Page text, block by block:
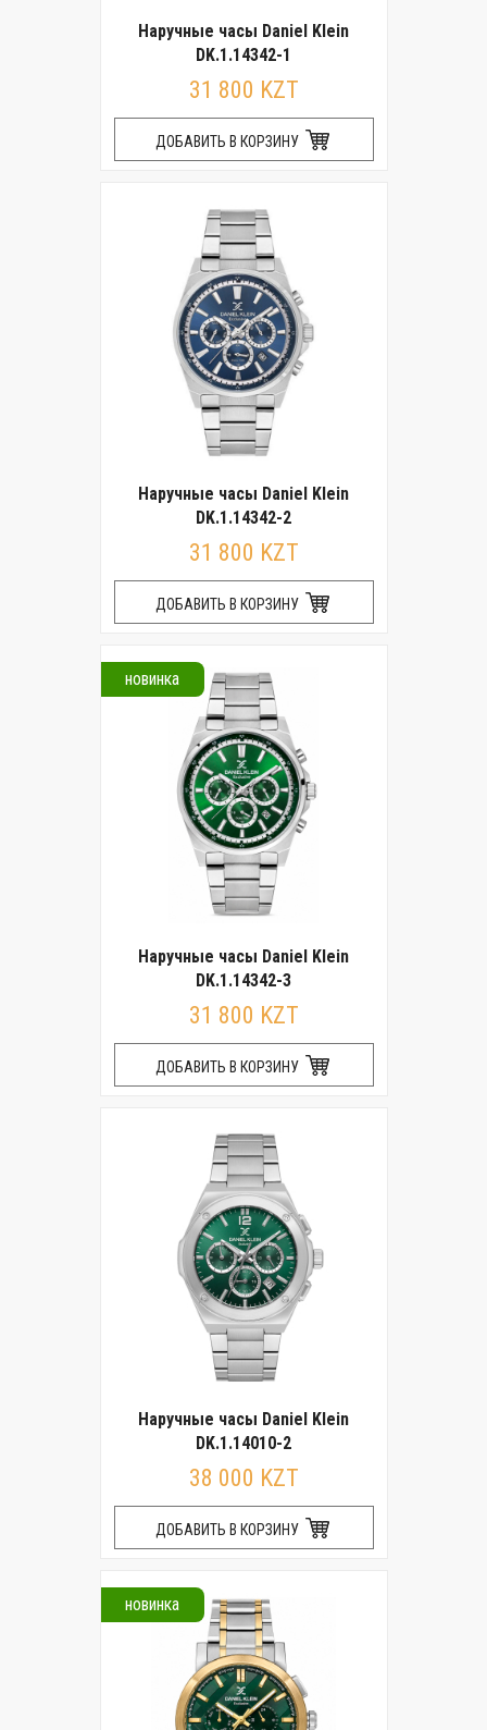
Наручные часы Daniel Klein
DK.1.14342-1
31 800 KZT
ДОБАВИТЬ В КОРЗИНУ
Наручные часы Daniel Klein
DK.1.14342-2
31 800 KZT
ДОБАВИТЬ В КОРЗИНУ
новинка
Наручные часы Daniel Klein
DK.1.14342-3
31 800 KZT
ДОБАВИТЬ В КОРЗИНУ
Наручные часы Daniel Klein
DK.1.14010-2
38 000 KZT
ДОБАВИТЬ В КОРЗИНУ
новинка